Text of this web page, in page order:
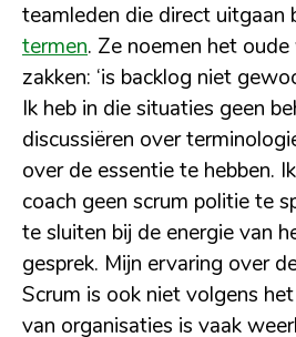
teamleden die direct uitgaan
termen. Ze noemen het
zakken: ‘is backlog niet
Ik heb in die situaties geen
discussiëren over
over de essentie te hebben.
coach geen scrum politie te
te sluiten bij de energie van
gesprek. Mijn ervaring over
Scrum is ook niet volgens
van organisaties is vaak